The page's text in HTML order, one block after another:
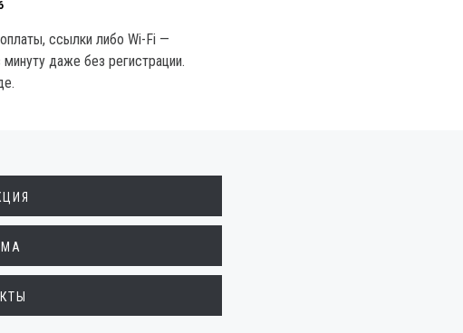
ссылки либо Wi-Fi —
минуту даже без регистрации.